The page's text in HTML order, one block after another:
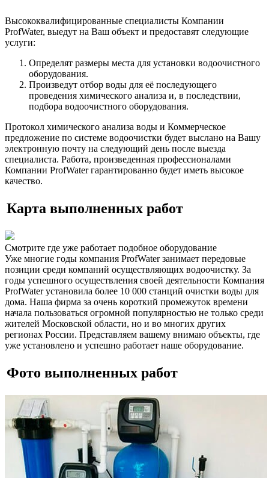
Высококвалифицированные специалисты Компании
ProfWater, выедут на Ваш объект и предоставят следующие
услуги:
Определят размеры места для установки водоочистного
оборудования.
Произведут отбор воды для её последующего
проведения химического анализа и, в последствии,
подбора водоочистного оборудования.
Протокол химического анализа воды и Коммерческое
предложение по системе водоочистки будет выслано на Вашу
электронную почту на следующий день после выезда
специалиста. Работа, произведенная профессионалами
Компании ProfWater гарантированно будет иметь высокое
качество.
Карта выполненных работ
Смотрите где уже работает подобное оборудование
Уже многие годы компания ProfWater занимает передовые
позиции среди компаний осуществляющих водоочистку. За
годы успешного осуществления своей деятельности Компания
ProfWater установила более 10 000 станций очистки воды для
дома. Наша фирма за очень короткий промежуток времени
начала пользоваться огромной популярностью не только среди
жителей Московской области, но и во многих других
регионах России. Представляем вашему внимаю объекты, где
уже установлено и успешно работает наше оборудование.
Фото выполненных работ